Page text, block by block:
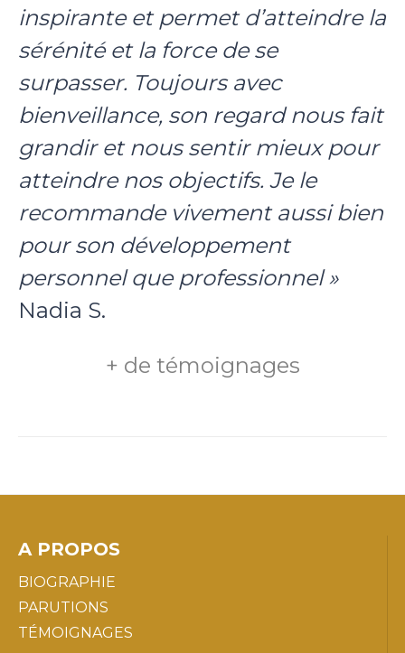
inspirante et permet d’atteindre la
sérénité et la force de se
surpasser. Toujours avec
bienveillance, son regard nous fait
grandir et nous sentir mieux pour
atteindre nos objectifs. Je le
recommande vivement aussi bien
pour son développement
personnel que professionnel »
Nadia S.
+ de témoignages
A PROPOS
BIOGRAPHIE
PARUTIONS
TÉMOIGNAGES